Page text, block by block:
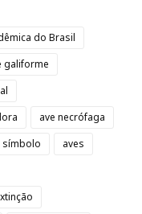
do Brasil
galiforme
ave necrófaga
símbolo
aves